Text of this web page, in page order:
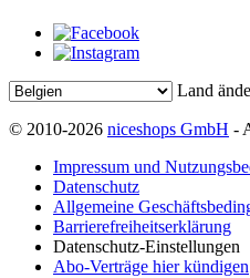
Land
© 2010-2026 niceshops GmbH -
Impressum und
Datenschutz
Allgemeine
Barrierefreiheitserklärung
Datenschutz-Einstellungen
Abo-Verträge hier kündigen